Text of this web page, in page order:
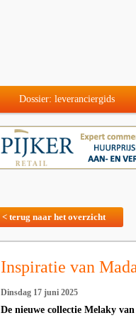
Dossier: leveranciergids
< terug naar het overzicht
Inspiratie van
Dinsdag 17 juni 2025
De nieuwe collectie Melaky